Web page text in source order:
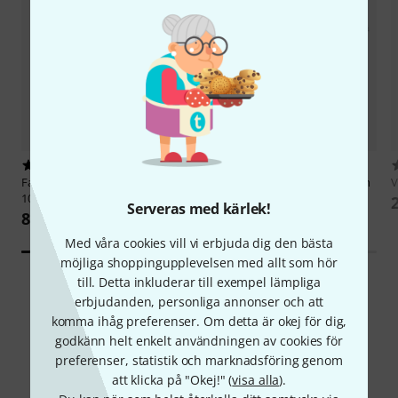
Serveras med kärlek!
Med våra cookies vill vi erbjuda dig den bästa
möjliga shoppingupplevelsen med allt som hör
till. Detta inkluderar till exempel lämpliga
erbjudanden, personliga annonser och att
komma ihåg preferenser. Om detta är okej för dig,
godkänn helt enkelt användningen av cookies för
preferenser, statistik och marknadsföring genom
att klicka på "Okej!" (visa alla).
Fantek
100kg
8 899 kr
F34200 Truss 2,0 m
2 759 kr
Jämför alternativ